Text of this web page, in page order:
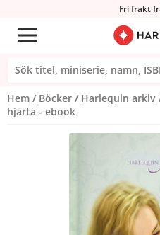
Fri frakt
Hem Böcker Harlequin arkiv
hjärta - ebook